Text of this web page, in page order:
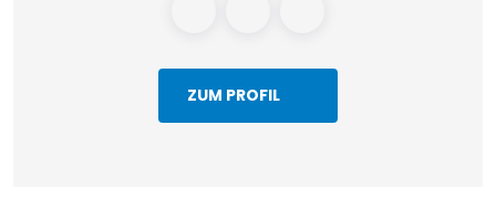
ZUM PROFIL